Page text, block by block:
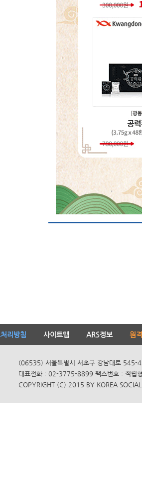
리방침 사이트맵 ARS정보 원
(06535) 서울특별시 서초구 강남대로 545-
대표전화 : 02-3775-8899 팩스번호 : 적립
COPYRIGHT (C) 2015 BY KOREA SOCIAL